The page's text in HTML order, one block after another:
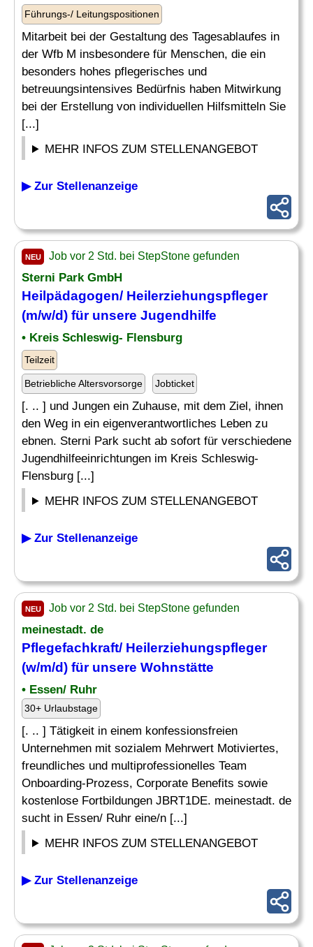
Führungs-/ Leitungspositionen
Mitarbeit bei der Gestaltung des Tagesablaufes in
der Wfb M insbesondere für Menschen, die ein
besonders hohes pflegerisches und
betreuungsintensives Bedürfnis haben Mitwirkung
bei der Erstellung von individuellen Hilfsmitteln Sie
[...]
MEHR INFOS ZUM STELLENANGEBOT
▶ Zur Stellenanzeige
NEU Job vor 2 Std. bei StepStone gefunden
Sterni Park GmbH
Heilpädagogen/ Heilerziehungspfleger
(m/w/d) für unsere Jugendhilfe
• Kreis Schleswig- Flensburg
Teilzeit
Betriebliche Altersvorsorge Jobticket
[. .. ] und Jungen ein Zuhause, mit dem Ziel, ihnen
den Weg in ein eigenverantwortliches Leben zu
ebnen. Sterni Park sucht ab sofort für verschiedene
Jugendhilfeeinrichtungen im Kreis Schleswig-
Flensburg [...]
MEHR INFOS ZUM STELLENANGEBOT
▶ Zur Stellenanzeige
NEU Job vor 2 Std. bei StepStone gefunden
meinestadt. de
Pflegefachkraft/ Heilerziehungspfleger
(w/m/d) für unsere Wohnstätte
• Essen/ Ruhr
30+ Urlaubstage
[. .. ] Tätigkeit in einem konfessionsfreien
Unternehmen mit sozialem Mehrwert Motiviertes,
freundliches und multiprofessionelles Team
Onboarding-Prozess, Corporate Benefits sowie
kostenlose Fortbildungen JBRT1DE. meinestadt. de
sucht in Essen/ Ruhr eine/n [...]
MEHR INFOS ZUM STELLENANGEBOT
▶ Zur Stellenanzeige